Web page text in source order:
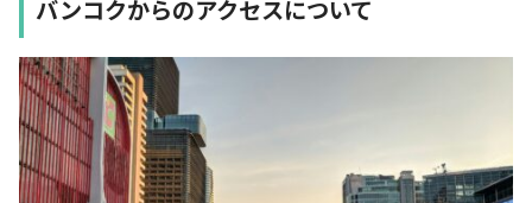
バンコクからのアクセスについて